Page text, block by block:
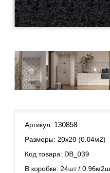
Артикул: 130858
Размеры: 20х20 (0.04м2)
Код товара: DB_039
В коробке: 24шт /